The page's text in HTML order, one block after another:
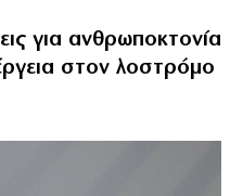
για ανθρωποκτονία
στον λοστρόμο